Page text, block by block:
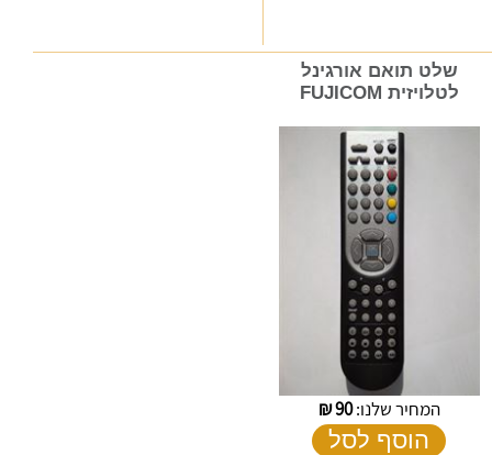
שלט תואם אורגינל
לטלויזית FUJICOM
המחיר שלנו:90
₪
הוסף לסל